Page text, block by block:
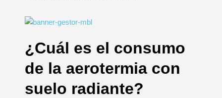
¿Cuál es el consumo
de la aerotermia con
suelo radiante?